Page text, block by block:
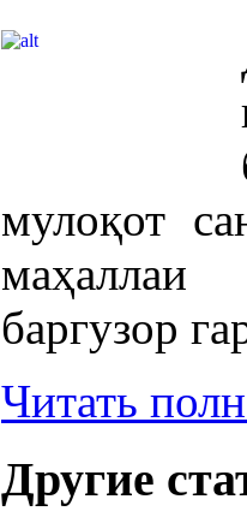
мулоқот
баргузор
Читать
Другие